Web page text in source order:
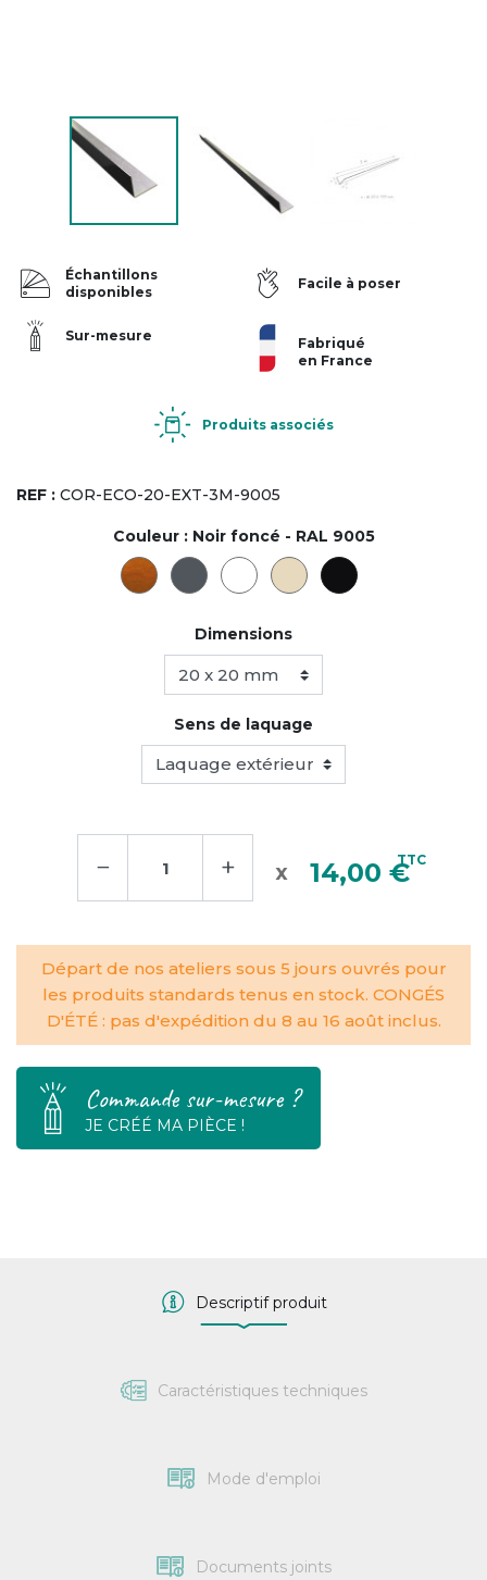
Échantillons
disponibles
Facile à poser
Sur-mesure
Fabriqué
en France
Produits associés
REF : COR-ECO-20-EXT-3M-9005
Couleur : Noir foncé - RAL 9005
Dimensions
Sens de laquage
− + 14,00 €TTC
Départ de nos ateliers sous 5 jours ouvrés pour
les produits standards tenus en stock. CONGÉS
D'ÉTÉ : pas d'expédition du 8 au 16 août inclus.
Commande sur-mesure ?
JE CRÉÉ MA PIÈCE !
Descriptif produit
Caractéristiques techniques
Mode d'emploi
Documents joints